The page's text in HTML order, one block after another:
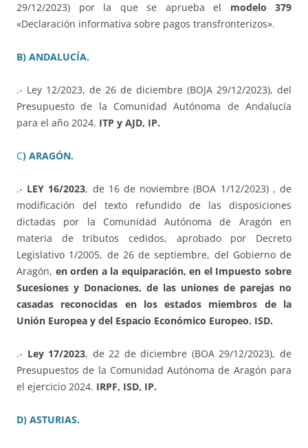
29/12/2023) por la que se aprueba el modelo 379
«Declaración informativa sobre pagos transfronterizos».
B) ANDALUCÍA.
.- Ley 12/2023, de 26 de diciembre (BOJA 29/12/2023), del
Presupuesto de la Comunidad Autónoma de Andalucía
para el año 2024. ITP y AJD, IP.
C) ARAGÓN.
.- LEY 16/2023, de 16 de noviembre (BOA 1/12/2023) , de
modificación del texto refundido de las disposiciones
dictadas por la Comunidad Autónoma de Aragón en
materia de tributos cedidos, aprobado por Decreto
Legislativo 1/2005, de 26 de septiembre, del Gobierno de
Aragón, en orden a la equiparación, en el Impuesto sobre
Sucesiones y Donaciones, de las uniones de parejas no
casadas reconocidas en los estados miembros de la
Unión Europea y del Espacio Económico Europeo. ISD.
.- Ley 17/2023, de 22 de diciembre (BOA 29/12/2023), de
Presupuestos de la Comunidad Autónoma de Aragón para
el ejercicio 2024. IRPF, ISD, IP.
D) ASTURIAS.